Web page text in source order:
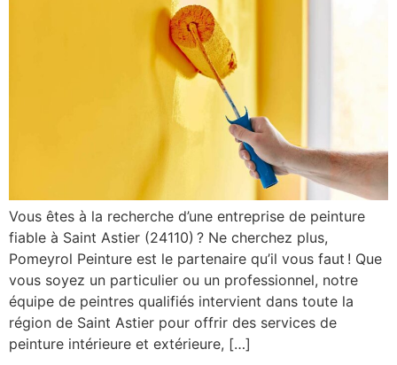
Vous êtes à la recherche d’une entreprise de peinture
fiable à Saint Astier (24110) ? Ne cherchez plus,
Pomeyrol Peinture est le partenaire qu’il vous faut ! Que
vous soyez un particulier ou un professionnel, notre
équipe de peintres qualifiés intervient dans toute la
région de Saint Astier pour offrir des services de
peinture intérieure et extérieure, […]